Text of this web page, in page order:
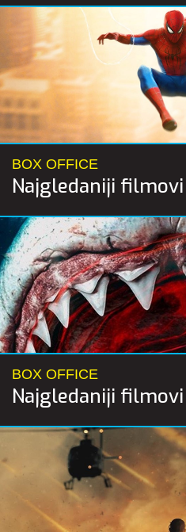
BOX OFFICE
Najgledaniji
BOX OFFICE
Najgledaniji